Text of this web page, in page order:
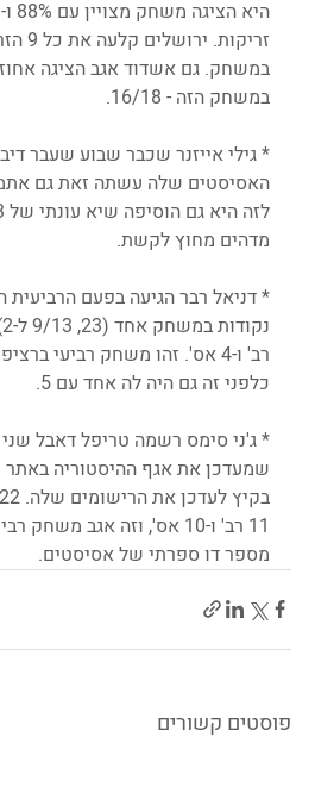
במשחק. גם אשדוד אגב הציגה
במשחק הזה - 16/18.
* גילי אייזנר שכבר שבוע שעבר
מדהים מחוץ לקשת.
כלפני זה גם היה לה אחד עם 5.
* ג'ני סימס רשמה טריפל דאבל שני
שמעדכן את אגף ההיסטוריה באתר
11 רב' ו-10 אס', וזה אגב
מספר דו ספרתי של אסיסטים.
פוסטים קשורים